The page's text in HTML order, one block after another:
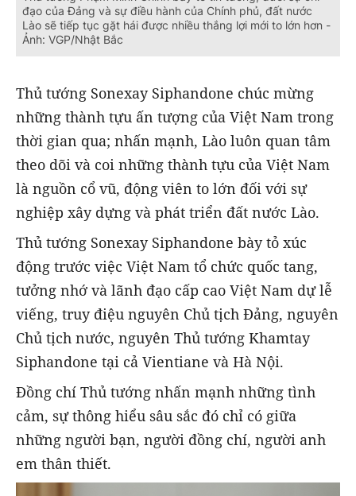
đạo của Đảng và sự điều hành của Chính phủ, đất nước
Lào sẽ tiếp tục gặt hái được nhiều thắng lợi mới to lớn hơn -
Ảnh: VGP/Nhật Bắc
Thủ tướng Sonexay Siphandone chúc mừng
những thành tựu ấn tượng của Việt Nam trong
thời gian qua; nhấn mạnh, Lào luôn quan tâm
theo dõi và coi những thành tựu của Việt Nam
là nguồn cổ vũ, động viên to lớn đối với sự
nghiệp xây dựng và phát triển đất nước Lào.
Thủ tướng Sonexay Siphandone bày tỏ xúc
động trước việc Việt Nam tổ chức quốc tang,
tưởng nhớ và lãnh đạo cấp cao Việt Nam dự lễ
viếng, truy điệu nguyên Chủ tịch Đảng, nguyên
Chủ tịch nước, nguyên Thủ tướng Khamtay
Siphandone tại cả Vientiane và Hà Nội.
Đồng chí Thủ tướng nhấn mạnh những tình
cảm, sự thông hiểu sâu sắc đó chỉ có giữa
những người bạn, người đồng chí, người anh
em thân thiết.